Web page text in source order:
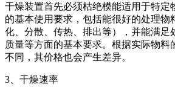
干燥装置首先必须枯绝模能适用于特定
的基本使用要求，包括能很好的处理物
化、分散、传热、排出等），并能满足
质量等方面的基本要求。根据实际物料
不同，其价格也会产生差异。
3、干燥速率